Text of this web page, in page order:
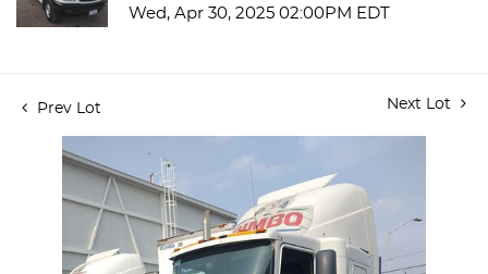
Wed, Apr 30, 2025 02:00PM EDT
Prev Lot Next Lot